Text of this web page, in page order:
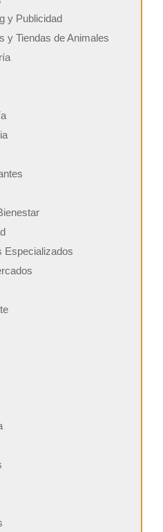
y Publicidad
y Tiendas de Animales
Especializados